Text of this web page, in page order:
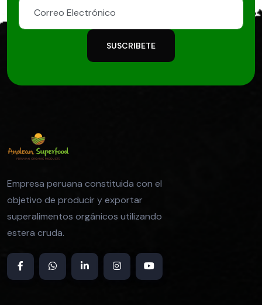
SUSCRIBETE
Empresa peruana constituida con el
objetivo de producir y exportar
superalimentos orgánicos utilizando
estera cruda.